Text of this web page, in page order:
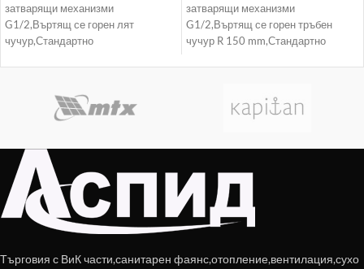
затварящи механизми
G1/2,Въртящ се горен лят
чучур,Стандартно
затварящи механизми
G1/2,Въртящ се горен тръбен
чучур R 150 mm,Стандартно
Търговия с ВиК части,санитарен фаянс,отопление,вентилация,сухо